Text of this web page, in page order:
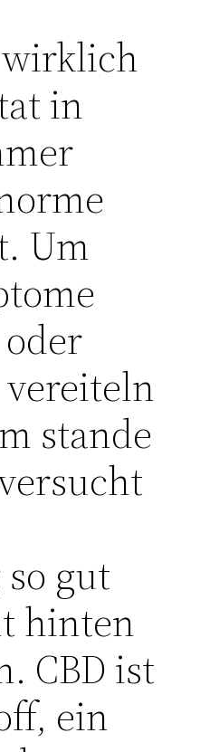
in
Um
stande
gut
hinten
CBD ist
ein